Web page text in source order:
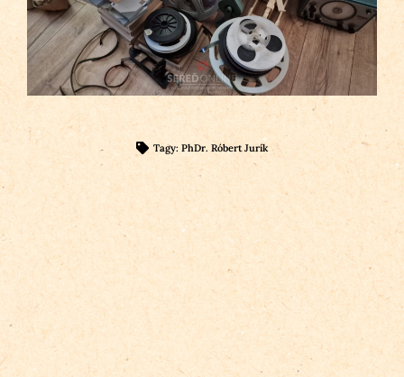
Tagy:PhDr. Róbert Jurík